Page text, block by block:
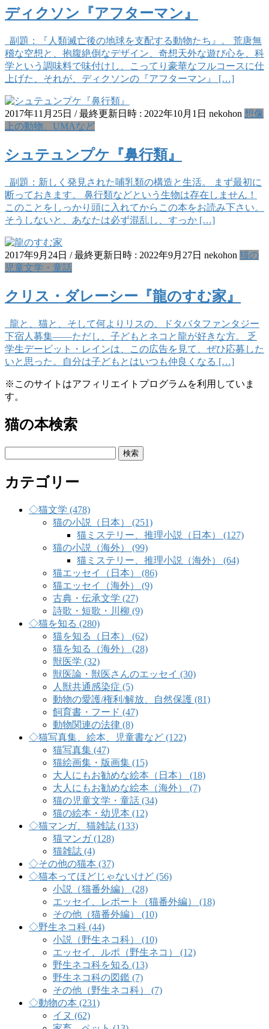
ディクソン『アフターマン』
副題：『人類滅亡後の地球を支配する動物たち』。 荒唐無
稽な空想と、抱腹絶倒なデザイン、奇想天外な遊び心を、科
学という調味料で味付けし、こってり豪華なフルコースに仕
上げた、それが、ディクソンの『アフターマン』 […]
2017年11月25日 / 最終更新日時 : 2022年10月1日 nekohon 想像
上の動物、UMAなど
シュテュンプケ『鼻行類』
副題：新しく発見された哺乳類の構造と生活。 まず最初に
断っておきます。 鼻行類などという生物は存在しません！
このことをしっかり頭に入れてからこの本をお読み下さい。
そうしないと、あなたは必ず混乱し、すっか […]
2017年9月24日 / 最終更新日時 : 2022年9月27日 nekohon 猫の
児童文学・童話
クリス・ダレーシー『龍のすむ家』
龍と、猫と、そして何よりリスの、ドタバタファンタジー
下宿人募集――ただし、子どもとネコと龍が好きな方。 乏
学生デービット・レインは、この広告を見て、ぜひ応募した
いと思った。自分は子どもとはいつも仲良くなる […]
※このサイトはアフィリエイトプログラムを利用していま
す。
猫の本検索
カテゴリー
◇猫文学 (478)
猫の小説（日本） (251)
猫ミステリー、推理小説（日本） (127)
猫の小説（海外） (99)
猫ミステリー、推理小説（海外） (64)
猫エッセイ（日本） (86)
猫エッセイ（海外） (9)
古典・伝承文学 (27)
詩歌・短歌・川柳 (9)
◇猫を知る (280)
猫を知る（日本） (62)
猫を知る（海外） (28)
獣医学 (32)
獣医論・獣医さんのエッセイ (30)
人獣共通感染症 (5)
動物の愛護/権利/解放、自然保護 (81)
飼育書・フード (47)
動物関連の法律 (8)
◇猫写真集、絵本、児童書など (122)
猫写真集 (47)
猫絵画集・版画集 (15)
大人にもお勧めな絵本（日本） (18)
大人にもお勧めな絵本（海外） (7)
猫の児童文学・童話 (34)
猫の絵本・幼児本 (12)
◇猫マンガ、猫雑誌 (133)
猫マンガ (128)
猫雑誌 (4)
◇その他の猫本 (37)
◇猫本ってほどじゃないけど (56)
小説（猫番外編） (28)
エッセイ、レポート（猫番外編） (18)
その他（猫番外編） (10)
◇野生ネコ科 (44)
小説（野生ネコ科） (10)
エッセイ、ルポ（野生ネコ） (12)
野生ネコ科を知る (13)
野生ネコ科の図鑑 (7)
その他（野生ネコ科） (7)
◇動物の本 (231)
イヌ (62)